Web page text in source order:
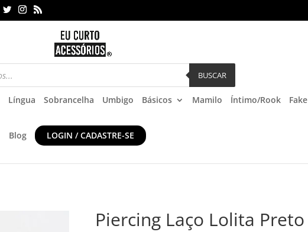
BUSCAR
Língua Sobrancelha Umbigo Básicos Mamilo Íntimo/Rook Fake
Blog LOGIN / CADASTRE-SE
Piercing Laço Lolita Preto